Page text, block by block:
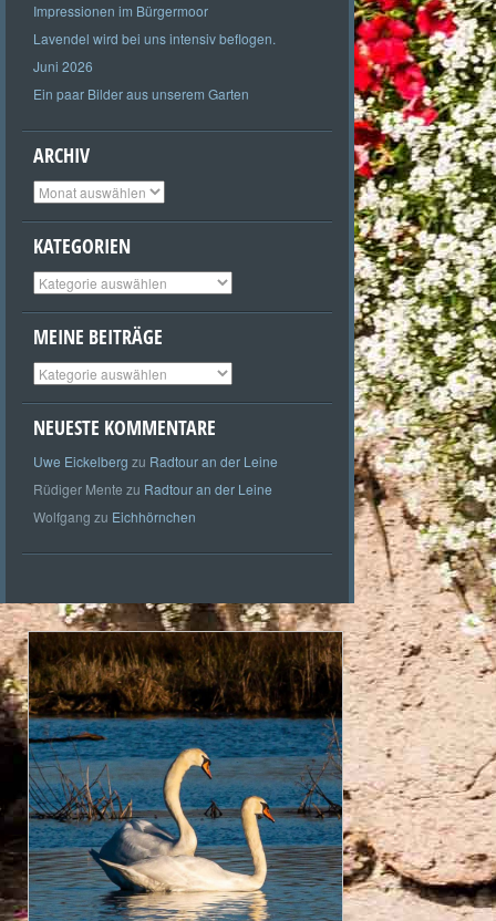
Impressionen im Bürgermoor
Lavendel wird bei uns intensiv beflogen.
Juni 2026
Ein paar Bilder aus unserem Garten
ARCHIV
Archiv
KATEGORIEN
Kategorien
MEINE BEITRÄGE
Meine
Beiträge
NEUESTE KOMMENTARE
Uwe Eickelberg zu Radtour an der Leine
Rüdiger Mente zu Radtour an der Leine
Wolfgang zu Eichhörnchen